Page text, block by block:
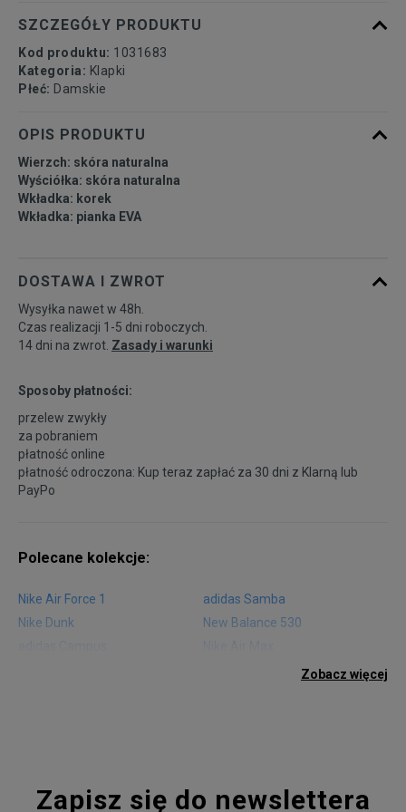
SZCZEGÓŁY PRODUKTU
Kod produktu: 1031683
Kategoria: Klapki
Płeć: Damskie
OPIS PRODUKTU
Wierzch: skóra naturalna
Wyściółka: skóra naturalna
Wkładka: korek
Wkładka: pianka EVA
DOSTAWA I ZWROT
Wysyłka nawet w 48h.
Czas realizacji 1-5 dni roboczych.
14 dni na zwrot. Zasady i warunki
Sposoby płatności:
przelew zwykły
za pobraniem
płatność online
płatność odroczona: Kup teraz zapłać za 30 dni z Klarną lub
PayPo
Polecane kolekcje:
Nike Air Force 1
adidas Samba
Nike Dunk
New Balance 530
Air Jordan 1
New Balance 327
Zobacz więcej
Zapisz się do newslettera